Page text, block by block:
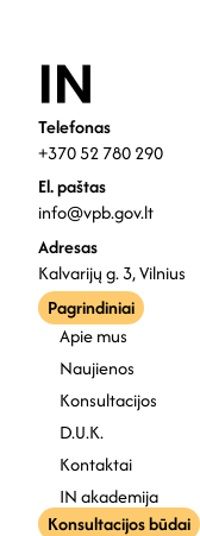
Telefonas
+370 52 780 290
El. paštas
info@vpb.gov.lt
Adresas
Kalvarijų g. 3, Vilnius
Pagrindiniai
Apie mus
Naujienos
Konsultacijos
D.U.K.
Kontaktai
IN akademija
Konsultacijos būdai